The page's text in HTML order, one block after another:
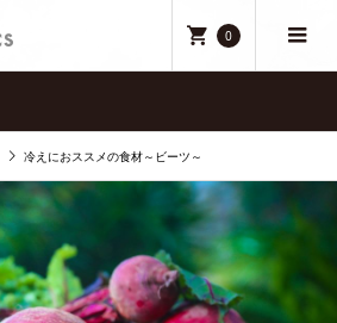
0
冷えにおススメの食材～ビーツ～